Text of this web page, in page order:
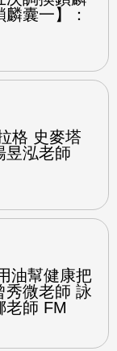
囊一】：
格 史麥塔
昱泓老師
油幫健康把
秀微老師 詠
老師 FM